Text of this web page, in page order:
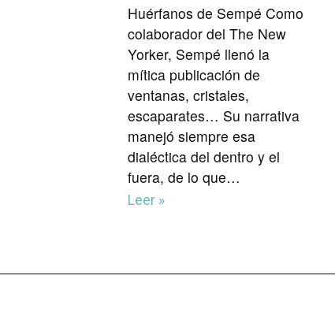
Huérfanos de Sempé Como
colaborador del The New
Yorker, Sempé llenó la
mítica publicación de
ventanas, cristales,
escaparates… Su narrativa
manejó siempre esa
dialéctica del dentro y el
fuera, de lo que…
Leer »